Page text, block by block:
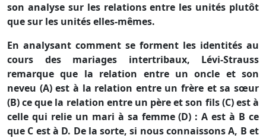
son analyse sur les relations entre les unités plutôt
que sur les unités elles-mêmes.
En analysant comment se forment les identités au
cours des mariages intertribaux, Lévi-Strauss
remarque que la relation entre un oncle et son
neveu (A) est à la relation entre un frère et sa sœur
(B) ce que la relation entre un père et son fils (C) est à
celle qui relie un mari à sa femme (D) : A est à B ce
que C est à D. De la sorte, si nous connaissons A, B et